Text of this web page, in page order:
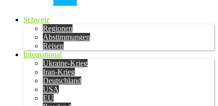
Schweiz
Regionen
Abstimmungen
Reisen
International
Ukraine-Krieg
Iran-Krieg
Deutschland
USA
EU